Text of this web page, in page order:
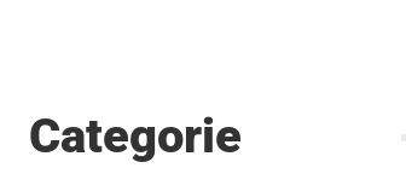
Categorie